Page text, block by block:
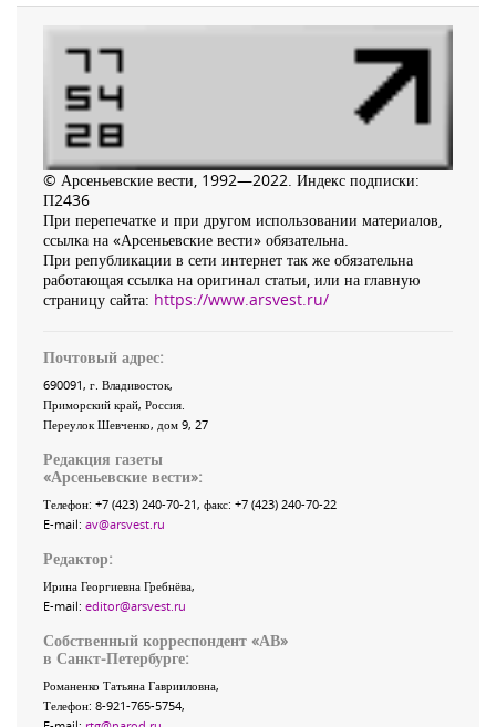
© Арсеньевские вести, 1992—2022. Индекс подписки:
П2436
При перепечатке и при другом использовании материалов,
ссылка на «Арсеньевские вести» обязательна.
При републикации в сети интернет так же обязательна
работающая ссылка на оригинал статьи, или на главную
страницу сайта: https://www.arsvest.ru/
Почтовый адрес:
690091, г. Владивосток,
Приморский край, Россия
Переулок Шевченко, дом 9, 27
Редакция газеты
«Арсеньевские вести»:
Телефон: +7 (423) 240-70-21, факс: +7 (423) 240-70-22
E-mail: av@arsvest.ru
Редактор:
Ирина Георгиевна Гребнёва,
E-mail: editor@arsvest.ru
Собственный корреспондент «АВ»
в Санкт-Петербурге:
Романенко Татьяна Гаврииловна,
Телефон: 8-921-765-5754,